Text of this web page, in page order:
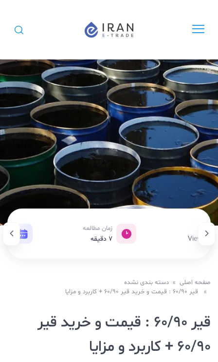
بازدید
342 View
زمان مطالعه
7 دقیقه
صفحه اصلی » دسته بندی نشده
» قیر 60/90 : قیمت و خرید قیر 60/90 + کاربرد و مزایا
قیر 60/90 : قیمت و خرید قیر
60/90 + کاربرد و مزایا